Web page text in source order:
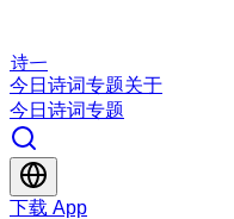
诗一
今日 诗词专题关于
今日 诗词专题
下载 App